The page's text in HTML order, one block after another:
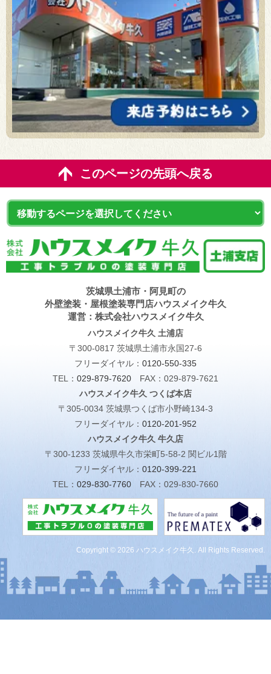
このページの先頭へ戻る
茨城県土浦市・阿見町の
外壁塗装・屋根塗装専門店ハウスメイク牛久
運営：株式会社ハウスメイク牛久
ハウスメイク牛久 土浦店
〒300-0817 茨城県土浦市永国27-6
フリーダイヤル： 0120-550-335
TEL： 029-879-7620 FAX：029-879-7621
ハウスメイク牛久 つくば本店
〒305-0034 茨城県つくば市小野崎134-3
フリーダイヤル： 0120-201-952
ハウスメイク牛久 牛久店
〒300-1233 茨城県牛久市栄町5-58-2 関ビル1階
フリーダイヤル： 0120-399-221
TEL： 029-830-7760 FAX：029-830-7660
Copyright © 2026 ハウスメイク牛久. All Rights Reserved.